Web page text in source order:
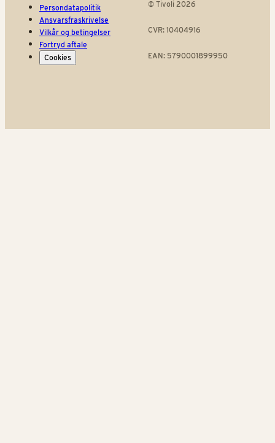
Persondatapolitik
Ansvarsfraskrivelse
Vilkår og betingelser
Fortryd aftale
Cookies
© Tivoli 2026
CVR: 10404916
EAN: 5790001899950